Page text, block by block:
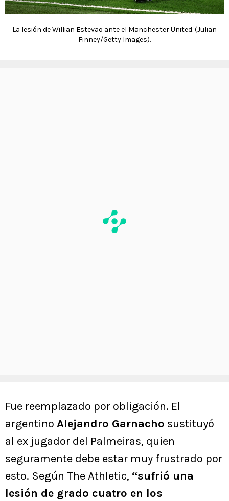
La lesión de Willian Estevao ante el Manchester United. (Julian
Finney/Getty Images).
Fue reemplazado por obligación. El
argentino Alejandro Garnacho sustituyó
al ex jugador del Palmeiras, quien
seguramente debe estar muy frustrado por
esto. Según The Athletic, “sufrió una
lesión de grado cuatro en los